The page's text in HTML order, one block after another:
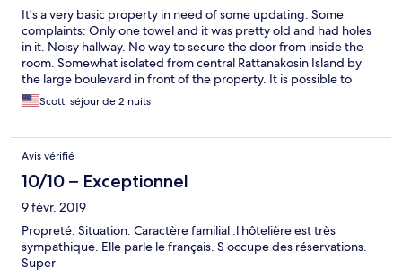
It's a very basic property in need of some updating. Some
complaints: Only one towel and it was pretty old and had holes
in it. Noisy hallway. No way to secure the door from inside the
room. Somewhat isolated from central Rattanakosin Island by
the large boulevard in front of the property. It is possible to
cross the boulevard with a crosswalk. The owner was very nice
and helpful regarding where to go and where to eat!
Scott, séjour de 2 nuits
Avis vérifié
10/10 – Exceptionnel
9 févr. 2019
Propreté. Situation. Caractère familial .l hôtelière est très
sympathique. Elle parle le français. S occupe des réservations.
Super